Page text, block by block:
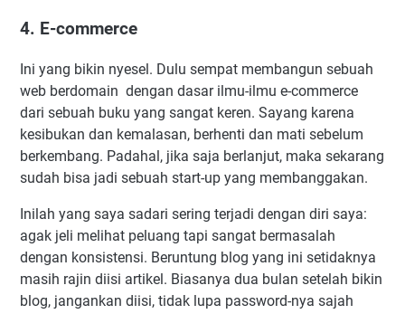
4. E-commerce
Ini yang bikin nyesel. Dulu sempat membangun sebuah
web berdomain dengan dasar ilmu-ilmu e-commerce
dari sebuah buku yang sangat keren. Sayang karena
kesibukan dan kemalasan, berhenti dan mati sebelum
berkembang. Padahal, jika saja berlanjut, maka sekarang
sudah bisa jadi sebuah start-up yang membanggakan.
Inilah yang saya sadari sering terjadi dengan diri saya:
agak jeli melihat peluang tapi sangat bermasalah
dengan konsistensi. Beruntung blog yang ini setidaknya
masih rajin diisi artikel. Biasanya dua bulan setelah bikin
blog, jangankan diisi, tidak lupa password-nya sajah